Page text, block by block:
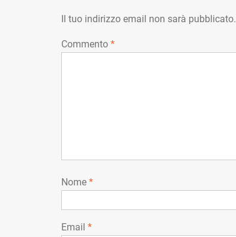
Il tuo indirizzo email non sarà pubblicato.
Commento *
Nome *
Email *